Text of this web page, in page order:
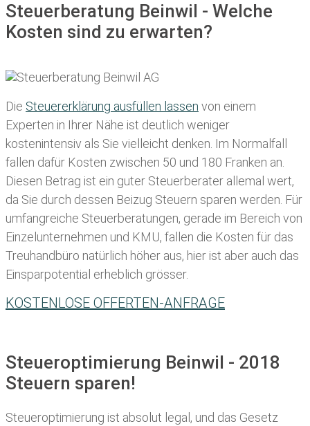
Steuerberatung Beinwil - Welche
Kosten sind zu erwarten?
Die Steuererklärung ausfüllen lassen von einem
Experten in Ihrer Nähe ist deutlich weniger
kostenintensiv als Sie vielleicht denken. Im Normalfall
fallen dafür Kosten zwischen 50 und 180 Franken an.
Diesen Betrag ist ein guter Steuerberater allemal wert,
da Sie durch dessen Beizug Steuern sparen werden. Für
umfangreiche Steuerberatungen, gerade im Bereich von
Einzelunternehmen und KMU, fallen die Kosten für das
Treuhandbüro natürlich höher aus, hier ist aber auch das
Einsparpotential erheblich grösser.
KOSTENLOSE OFFERTEN-ANFRAGE
Steueroptimierung Beinwil - 2018
Steuern sparen!
Steueroptimierung ist absolut legal, und das Gesetz